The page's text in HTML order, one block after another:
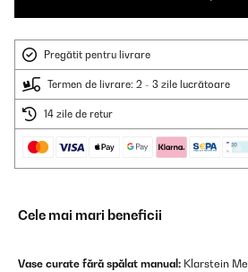
Pregătit pentru livrare
Termen de livrare: 2 - 3 zile lucrătoare
14 zile de retur
Cele mai mari beneficii
Vase curate fără spălat manual: Klarstein